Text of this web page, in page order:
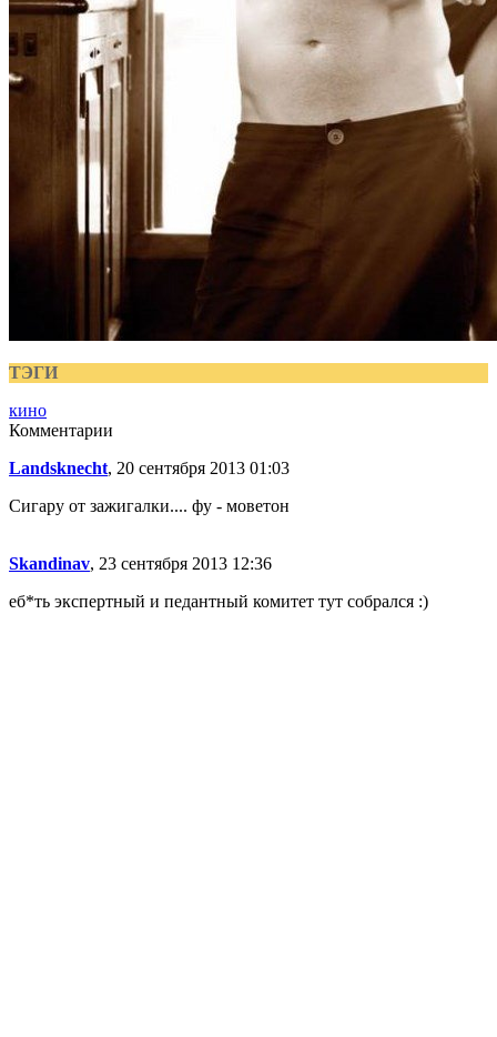
ТЭГИ
кино
Комментарии
Landsknecht, 20 сентября 2013 01:03
Сигару от зажигалки.... фу - моветон
Skandinav, 23 сентября 2013 12:36
еб*ть экспертный и педантный комитет тут собрался :)